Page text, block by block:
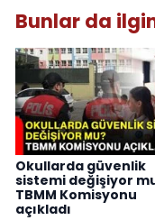
Bunlar da
Okullarda güvenlik
sistemi değişiyor
TBMM Komisyonu
açıkladı